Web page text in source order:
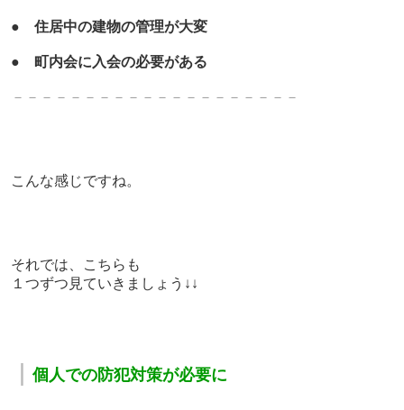
● 住居中の建物の管理が大変
● 町内会に入会の必要がある
－－－－－－－－－－－－－－－－－－－－
こんな感じですね。
それでは、こちらも
１つずつ見ていきましょう↓↓
個人での防犯対策が必要に